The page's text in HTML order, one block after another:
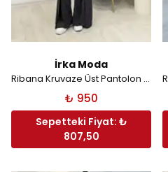
İrka Moda
Ribana Kruvaze Üst Pantolon Takım - Antrasit
₺ 950
Sepetteki Fiyat: ₺
807,50